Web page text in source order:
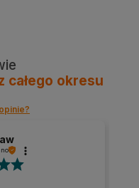
całego okresu